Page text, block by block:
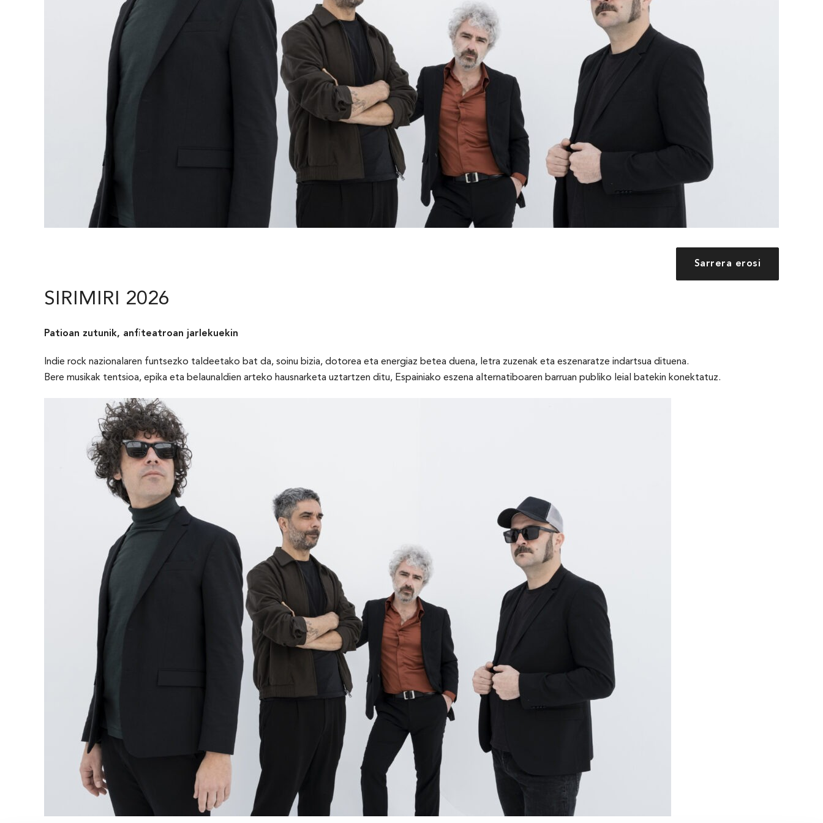
Sarrera erosi
SIRIMIRI 2026
Patioan zutunik, anfiteatroan jarlekuekin
Indie rock nazionalaren funtsezko taldeetako bat da, soinu bizia, dotorea eta energiaz betea duena, letra zuzenak eta eszenaratze indartsua dituena.
Bere musikak tentsioa, epika eta belaunaldien arteko hausnarketa uztartzen ditu, Espainiako eszena alternatiboaren barruan publiko leial batekin konektatuz.